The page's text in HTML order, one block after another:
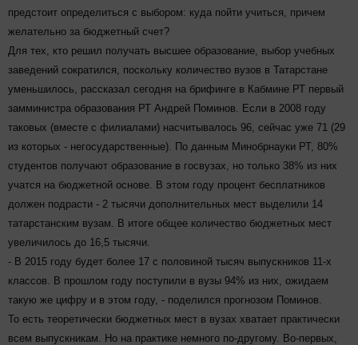
предстоит определиться с выбором: куда пойти учиться, причем
желательно за бюджетный счет?
Для тех, кто решил получать высшее образование, выбор учебных
заведений сократился, поскольку количество вузов в Татарстане
уменьшилось, рассказал сегодня на брифинге в Кабмине РТ первый
замминистра образования РТ Андрей Поминов. Если в 2008 году
таковых (вместе с филиалами) насчитывалось 96, сейчас уже 71 (29
из которых - негосударственные). По данным Минобрнауки РТ, 80%
студентов получают образование в госвузах, но только 38% из них
учатся на бюджетной основе. В этом году процент бесплатников
должен подрасти - 2 тысячи дополнительных мест выделили 14
татарстанским вузам. В итоге общее количество бюджетных мест
увеличилось до 16,5 тысячи.
- В 2015 году будет более 17 с половиной тысяч выпускников 11-х
классов. В прошлом году поступили в вузы 94% из них, ожидаем
такую же цифру и в этом году, - поделился прогнозом Поминов.
То есть теоретически бюджетных мест в вузах хватает практически
всем выпускникам. Но на практике немного по-другому. Во-первых,